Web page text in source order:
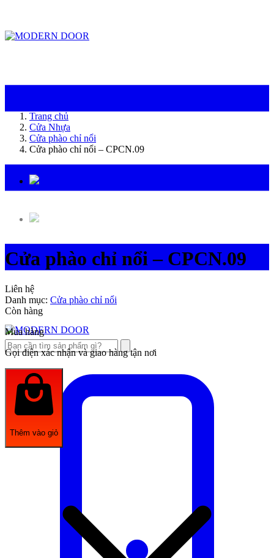
Trang chủ
Cửa Nhựa
Cửa phào chỉ nổi
Cửa phào chỉ nổi – CPCN.09
Cửa phào chỉ nổi – CPCN.09
Liên hệ
Danh mục: Cửa phào chỉ nổi
Còn hàng
Mua hàng
Gọi điện xác nhận và giao hàng tận nơi
Thêm vào giỏ